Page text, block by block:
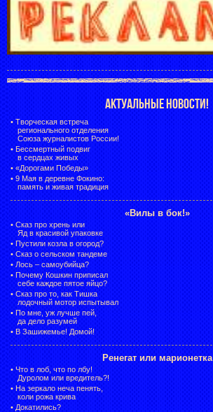
АКТУАЛЬНЫЕ НОВОСТИ!
• Творческая встреча
регионального отделения
Союза журналистов России!
• Бессмертный подвиг
в сердцах живых
• «Дорогами Победы»
• 9 Мая в деревне Фокино:
память и живая традиция
«Вилы в бок!»
• Сказ про хрень или
Яд в красивой упаковке
• Пустили козла в огород?
• Сказ о сельском тандеме
• Лось – самоубийца?
• Почему Кошкин приписал
себе каждое пятое яйцо?
• Сказ про то, как Тишка
лодочный мотор испытывал
• По мне, уж лучше пей,
да дело разумей
• В Зашижемье! Домой!
Ренегат или марионетка
• Что в лоб, что по лбу!
Дуролом или вредитель?!
• На зеркало неча пенять,
коли рожа крива
• Докатились?